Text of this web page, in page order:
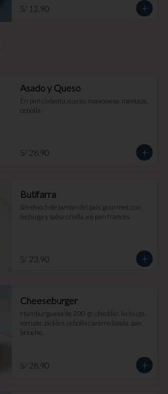
S/ 12.90
Asado y Queso
En pan ciabatta, queso, mayonesa, mostaza,
cebolla.
S/ 28.90
Butifarra
Sándwich de jamón del país gourmet, con
lechuga y salsa criolla, en pan francés.
S/ 23.90
Cheeseburger
Hamburguesa de 200 gr, cheddar, lechuga,
tomate, pickles, cebolla caramelizada, pan
brioche.
S/ 28.90